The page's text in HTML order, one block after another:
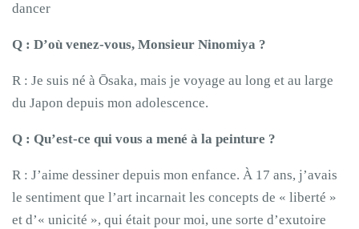
dancer
Q : D’où venez-vous, Monsieur Ninomiya ?
R : Je suis né à Ōsaka, mais je voyage au long et au large
du Japon depuis mon adolescence.
Q : Qu’est-ce qui vous a mené à la peinture ?
R : J’aime dessiner depuis mon enfance. À 17 ans, j’avais
le sentiment que l’art incarnait les concepts de « liberté »
et d’« unicité », qui était pour moi, une sorte d’exutoire